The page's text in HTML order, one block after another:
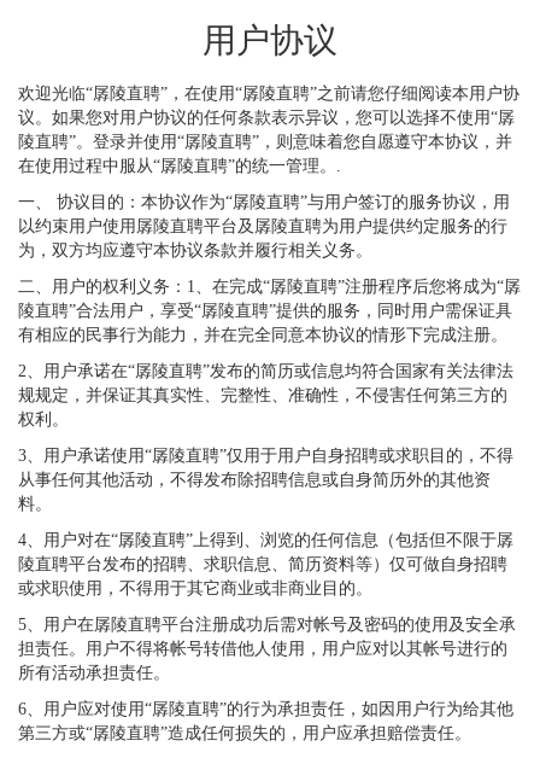
用户协议
欢迎光临“孱陵直聘”，在使用“孱陵直聘”之前请您仔细阅读本用户协
议。如果您对用户协议的任何条款表示异议，您可以选择不使用“孱
陵直聘”。登录并使用“孱陵直聘”，则意味着您自愿遵守本协议，并
在使用过程中服从“孱陵直聘”的统一管理。.
一、 协议目的：本协议作为“孱陵直聘”与用户签订的服务协议，用
以约束用户使用孱陵直聘平台及孱陵直聘为用户提供约定服务的行
为，双方均应遵守本协议条款并履行相关义务。
二、用户的权利义务：1、在完成“孱陵直聘”注册程序后您将成为“孱
陵直聘”合法用户，享受“孱陵直聘”提供的服务，同时用户需保证具
有相应的民事行为能力，并在完全同意本协议的情形下完成注册。
2、用户承诺在“孱陵直聘”发布的简历或信息均符合国家有关法律法
规规定，并保证其真实性、完整性、准确性，不侵害任何第三方的
权利。
3、用户承诺使用“孱陵直聘”仅用于用户自身招聘或求职目的，不得
从事任何其他活动，不得发布除招聘信息或自身简历外的其他资
料。
4、用户对在“孱陵直聘”上得到、浏览的任何信息（包括但不限于孱
陵直聘平台发布的招聘、求职信息、简历资料等）仅可做自身招聘
或求职使用，不得用于其它商业或非商业目的。
5、用户在孱陵直聘平台注册成功后需对帐号及密码的使用及安全承
担责任。用户不得将帐号转借他人使用，用户应对以其帐号进行的
所有活动承担责任。
6、用户应对使用“孱陵直聘”的行为承担责任，如因用户行为给其他
第三方或“孱陵直聘”造成任何损失的，用户应承担赔偿责任。